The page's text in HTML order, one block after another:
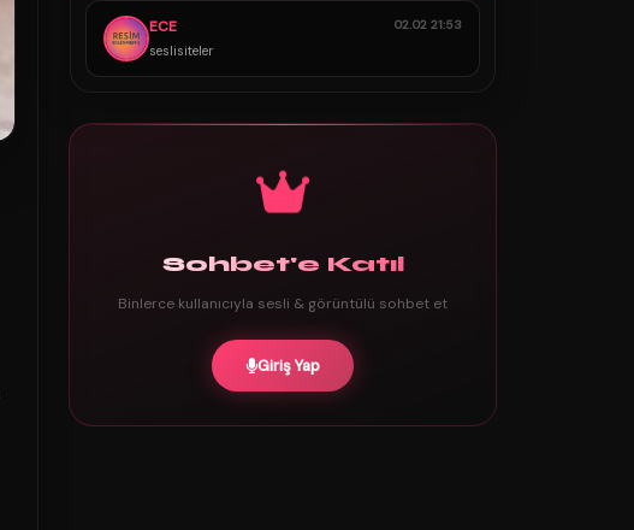
ECE
seslisiteler
02.02 21:53
Sohbet'e Katıl
Binlerce kullanıcıyla sesli & görüntülü sohbet et
Giriş Yap